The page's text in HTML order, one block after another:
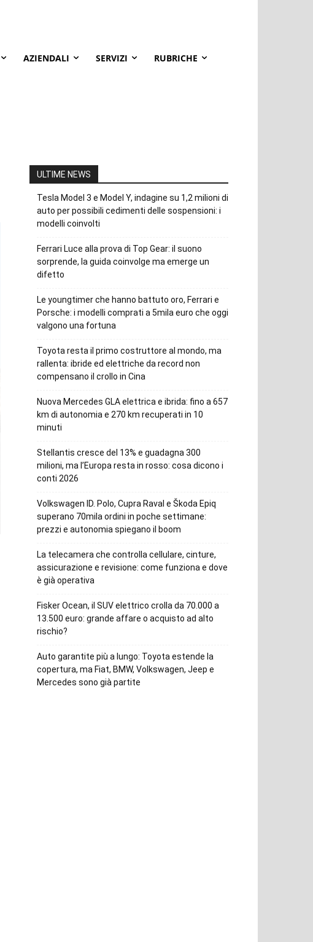
AZIENDALI SERVIZI RUBRICHE
ULTIME NEWS
Tesla Model 3 e Model Y, indagine su 1,2 milioni di
auto per possibili cedimenti delle sospensioni: i
modelli coinvolti
Ferrari Luce alla prova di Top Gear: il suono
sorprende, la guida coinvolge ma emerge un
difetto
Le youngtimer che hanno battuto oro, Ferrari e
Porsche: i modelli comprati a 5mila euro che oggi
valgono una fortuna
Toyota resta il primo costruttore al mondo, ma
rallenta: ibride ed elettriche da record non
compensano il crollo in Cina
Nuova Mercedes GLA elettrica e ibrida: fino a 657
km di autonomia e 270 km recuperati in 10
minuti
Stellantis cresce del 13% e guadagna 300
milioni, ma l’Europa resta in rosso: cosa dicono i
conti 2026
Volkswagen ID. Polo, Cupra Raval e Škoda Epiq
superano 70mila ordini in poche settimane:
prezzi e autonomia spiegano il boom
La telecamera che controlla cellulare, cinture,
assicurazione e revisione: come funziona e dove
è già operativa
Fisker Ocean, il SUV elettrico crolla da 70.000 a
13.500 euro: grande affare o acquisto ad alto
rischio?
Auto garantite più a lungo: Toyota estende la
copertura, ma Fiat, BMW, Volkswagen, Jeep e
Mercedes sono già partite